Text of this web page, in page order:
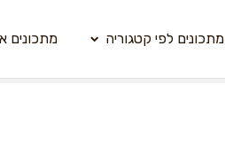
מתכונים לפי קטגוריה מתכונים